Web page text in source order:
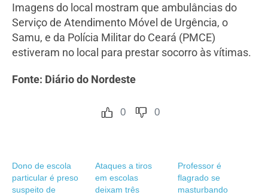
Imagens do local mostram que ambulâncias do
Serviço de Atendimento Móvel de Urgência, o
Samu, e da Polícia Militar do Ceará (PMCE)
estiveram no local para prestar socorro às vítimas.
Fonte: Diário do Nordeste
0 0
Dono de escola
particular é preso
suspeito de
Ataques a tiros
em escolas
deixam três
Professor é
flagrado se
masturbando